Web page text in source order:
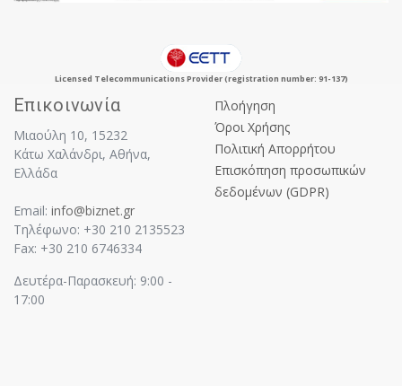
Licensed Telecommunications Provider (registration number: 91-137)
Επικοινωνία
Μιαούλη 10, 15232
Κάτω Χαλάνδρι, Αθήνα,
Ελλάδα
Email: info@biznet.gr
Τηλέφωνο: +30 210 2135523
Fax: +30 210 6746334
Δευτέρα-Παρασκευή: 9:00 -
17:00
Πλοήγηση
Όροι Χρήσης
Πολιτική Απορρήτου
Επισκόπηση προσωπικών
δεδομένων (GDPR)